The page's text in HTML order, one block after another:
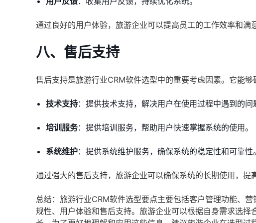
通过良好的用户体验，旅游企业可以提高员工的工作效率和满
八、售后支持
售后支持是旅游行业CRM软件选型中的重要考虑因素。它能够
技术支持：提供技术支持，解决用户在使用过程中遇到的问
培训服务：提供培训服务，帮助用户快速掌握系统的使用。
系统维护：提供系统维护服务，确保系统的稳定性和可靠性。
通过强大的售后支持，旅游企业可以确保系统的长期使用，提
总结：旅游行业CRM软件选型要点主要包括客户管理功能、
规性、用户体验和售后支持。旅游企业可以根据自身需求选